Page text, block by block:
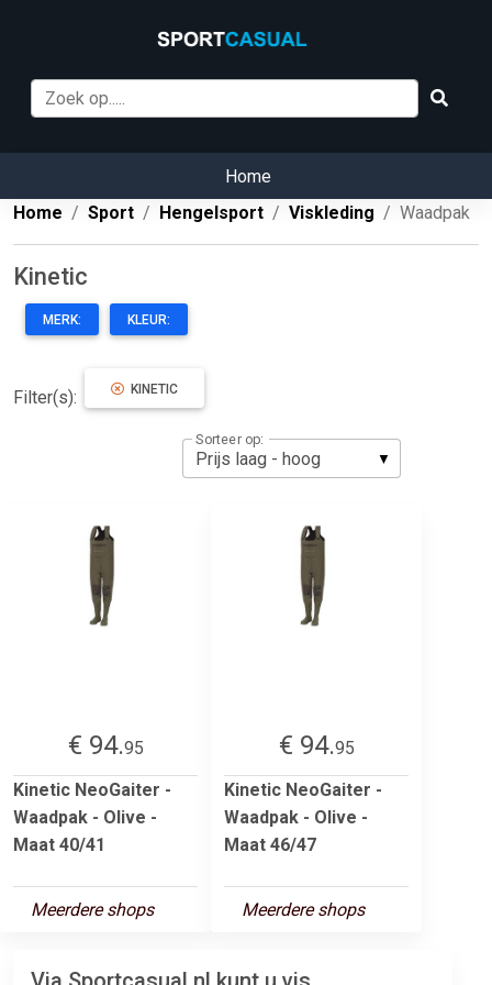
Home
Home
Sport Hengelsport Viskleding Waadpak
Kinetic
MERK: KLEUR:
Filter(s): KINETIC
Sorteer op:
€ 94.95
Kinetic NeoGaiter -
Waadpak - Olive -
Maat 40/41
Meerdere shops
€ 94.95
Kinetic NeoGaiter -
Waadpak - Olive -
Maat 46/47
Meerdere shops